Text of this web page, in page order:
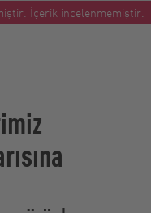
İçerik incelenmemiştir.